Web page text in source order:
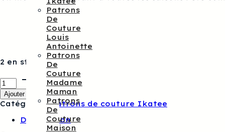
Patrons
De
Couture
Louis
Antoinette
Patrons
De
Couture
Madame
Maman
Patrons
De
Couture
Maison
2 en stock
quantité
de
Patron
couture
Trio
Ajouter au panier
Catégorie :Patrons de couture Ikatee
Description